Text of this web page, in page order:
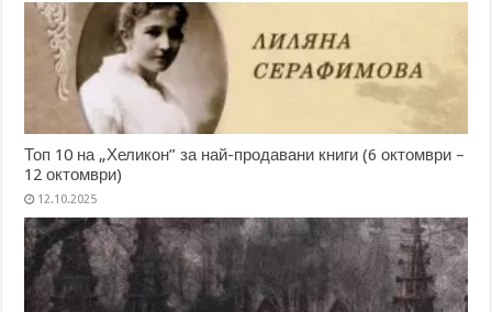
Топ 10 на „Хеликон” за най-продавани книги (6 октомври –
12 октомври)
12.10.2025